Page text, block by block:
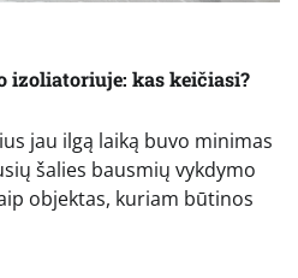
izoliatoriuje: kas keičiasi?
jau ilgą laiką buvo minimas
šalies bausmių vykdymo
objektas, kuriam būtinos